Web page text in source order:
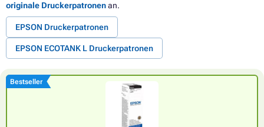
originale Druckerpatronenan.
EPSON Druckerpatronen
EPSON ECOTANK L Druckerpatronen
Bestseller